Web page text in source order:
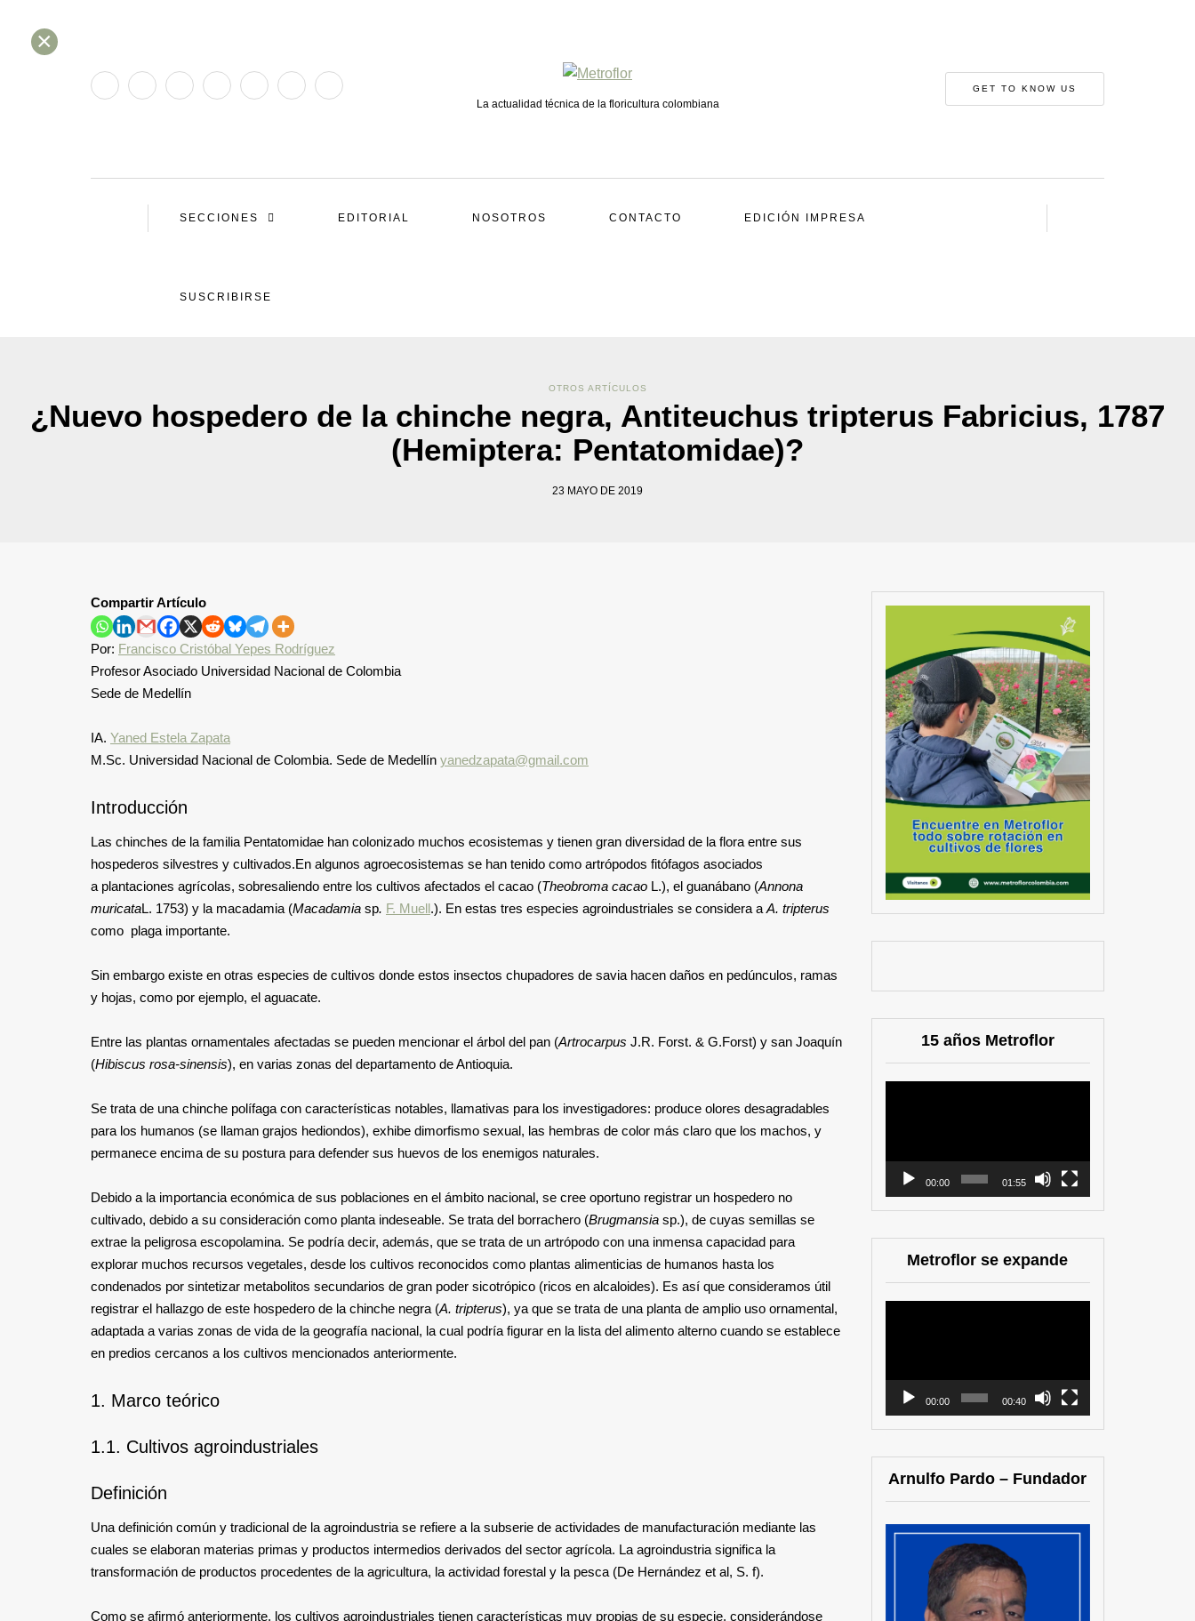
La actualidad técnica de la floricultura colombiana
GET TO KNOW US
SECCIONES EDITORIAL NOSOTROS CONTACTO EDICIÓN IMPRESA
SUSCRIBIRSE
OTROS ARTÍCULOS
¿Nuevo hospedero de la chinche negra, Antiteuchus tripterus Fabricius, 1787
(Hemiptera: Pentatomidae)?
23 MAYO DE 2019
Compartir Artículo
Por: Francisco Cristóbal Yepes Rodríguez
Profesor Asociado Universidad Nacional de Colombia
Sede de Medellín
IA. Yaned Estela Zapata
M.Sc. Universidad Nacional de Colombia. Sede de Medellín yanedzapata@gmail.com
Introducción
Las chinches de la familia Pentatomidae han colonizado muchos ecosistemas y tienen gran diversidad de la flora entre sus
hospederos silvestres y cultivados.En algunos agroecosistemas se han tenido como artrópodos fitófagos asociados
a plantaciones agrícolas, sobresaliendo entre los cultivos afectados el cacao (Theobroma cacao L.), el guanábano (Annona
muricataL. 1753) y la macadamia (Macadamia sp. F. Muell.). En estas tres especies agroindustriales se considera a A. tripterus
como plaga importante.
Sin embargo existe en otras especies de cultivos donde estos insectos chupadores de savia hacen daños en pedúnculos, ramas
y hojas, como por ejemplo, el aguacate.
Entre las plantas ornamentales afectadas se pueden mencionar el árbol del pan (Artrocarpus J.R. Forst. & G.Forst) y san Joaquín
(Hibiscus rosa-sinensis), en varias zonas del departamento de Antioquia.
Se trata de una chinche polífaga con características notables, llamativas para los investigadores: produce olores desagradables
para los humanos (se llaman grajos hediondos), exhibe dimorfismo sexual, las hembras de color más claro que los machos, y
permanece encima de su postura para defender sus huevos de los enemigos naturales.
Debido a la importancia económica de sus poblaciones en el ámbito nacional, se cree oportuno registrar un hospedero no
cultivado, debido a su consideración como planta indeseable. Se trata del borrachero (Brugmansia sp.), de cuyas semillas se
extrae la peligrosa escopolamina. Se podría decir, además, que se trata de un artrópodo con una inmensa capacidad para
explorar muchos recursos vegetales, desde los cultivos reconocidos como plantas alimenticias de humanos hasta los
condenados por sintetizar metabolitos secundarios de gran poder sicotrópico (ricos en alcaloides). Es así que consideramos útil
registrar el hallazgo de este hospedero de la chinche negra (A. tripterus), ya que se trata de una planta de amplio uso ornamental,
adaptada a varias zonas de vida de la geografía nacional, la cual podría figurar en la lista del alimento alterno cuando se establece
en predios cercanos a los cultivos mencionados anteriormente.
1. Marco teórico
1.1. Cultivos agroindustriales
Definición
Una definición común y tradicional de la agroindustria se refiere a la subserie de actividades de manufacturación mediante las
cuales se elaboran materias primas y productos intermedios derivados del sector agrícola. La agroindustria significa la
transformación de productos procedentes de la agricultura, la actividad forestal y la pesca (De Hernández et al, S. f).
Como se afirmó anteriormente, los cultivos agroindustriales tienen características muy propias de su especie, considerándose
15 años Metroflor
00:00 01:55
Metroflor se expande
00:00 00:40
Arnulfo Pardo – Fundador
×